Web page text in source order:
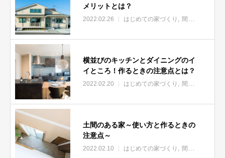
メリットとは？
2022.02.26 はじめての家づくり 間取り
横並びのキッチンとダイニングのイ
イところ！作るときの注意点とは？
2022.02.20 はじめての家づくり 間取り
土間のある家～使い方と作るときの
注意点～
2022.02.10 はじめての家づくり 間取り